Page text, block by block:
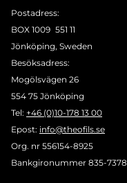
Postadress:
BOX 1009 551 11
Jönköping, Sweden
Besöksadress:
Mogölsvägen 26
554 75 Jönköping
Tel: +46 (0)10-178 13 00
Epost: info@theofils.se
Org. nr 556154-8925
Bankgironummer 835-7378